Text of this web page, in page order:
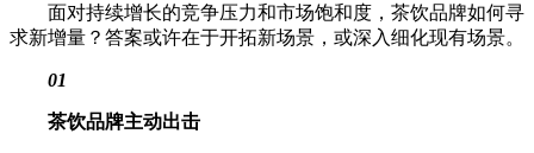
面对持续增长的竞争压力和市场饱和度，茶饮品牌如何寻
求新增量？答案或许在于开拓新场景，或深入细化现有场景。
01
茶饮品牌主动出击